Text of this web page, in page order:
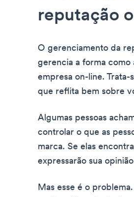
reputação
O gerenciamento da
gerencia a forma como
empresa on-line.
que reflita bem sobre
Algumas pessoas
controlar o que as
marca. Se elas
expressarão sua
Mas esse é o